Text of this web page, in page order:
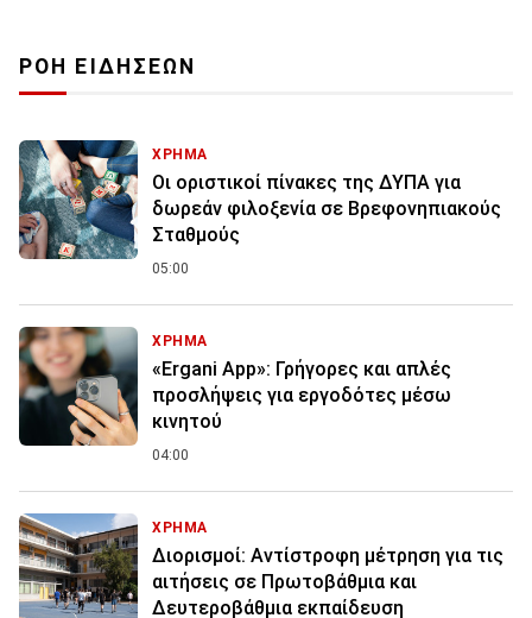
ΡΟΗ ΕΙΔΗΣΕΩΝ
ΧΡΗΜΑ
Οι οριστικοί πίνακες της ΔΥΠΑ για
δωρεάν φιλοξενία σε Βρεφονηπιακούς
Σταθμούς
05:00
ΧΡΗΜΑ
«Ergani App»: Γρήγορες και απλές
προσλήψεις για εργοδότες μέσω
κινητού
04:00
ΧΡΗΜΑ
Διορισμοί: Αντίστροφη μέτρηση για τις
αιτήσεις σε Πρωτοβάθμια και
Δευτεροβάθμια εκπαίδευση